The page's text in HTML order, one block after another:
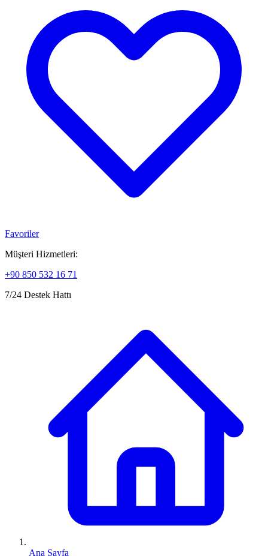
Favoriler
Müşteri Hizmetleri:
+90 850 532 16 71
7/24 Destek Hattı
Ana Sayfa